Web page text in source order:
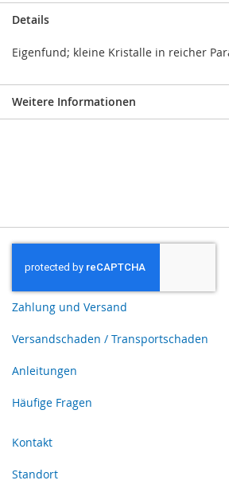
Details
Eigenfund; kleine Kristalle in reicher
Weitere Informationen
Zahlung und Versand
Versandschaden / Transportschaden
Anleitungen
Häufige Fragen
Kontakt
Standort